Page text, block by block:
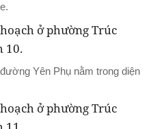
Yên Phụ nằm trong diện